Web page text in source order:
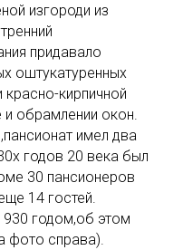
изгороди из
придавало
оштукатуренных
кирпичной
обрамлении окон.
имел два
годов 20 века был
30 пансионеров
14 гостей.
годом,об этом
фото справа).